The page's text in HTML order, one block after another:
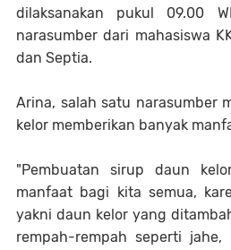
dilaksanakan pukul 09.00
narasumber dari mahasiswa
dan Septia.
Arina, salah satu narasumber
kelor memberikan banyak
"Pembuatan sirup daun
manfaat bagi kita semua,
yakni daun kelor yang
rempah-rempah seperti jahe,